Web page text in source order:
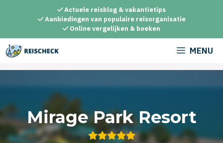
inhoud
Actuele reisblog & vakantietips
Aanbiedingen van populaire reisorganisatie
Online vergelijken & boeken
MENU
Mirage Park Resort